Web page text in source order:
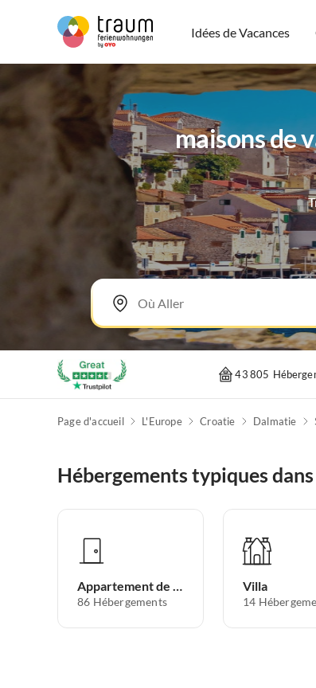
Idées de Vacances
maisons de
43 805
Page d'accueil L'Europe Croatie Dalmatie
Hébergements typiques
Appartement de vacances
86 Hébergements
Villa
14